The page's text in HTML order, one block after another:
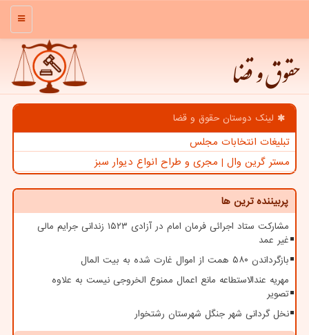
منو
حقوق و قضا
لینک دوستان حقوق و قضا
تبلیغات انتخابات مجلس
مستر گرین وال | مجری و طراح انواع دیوار سبز
پربیننده ترین ها
مشارکت ستاد اجرائی فرمان امام در آزادی ۱۵۲۳ زندانی جرایم مالی
غیر عمد
بازگرداندن ۵۸۰ همت از اموال غارت شده به بیت المال
مهریه عندالاستطاعه مانع اعمال ممنوع الخروجی نیست به علاوه
تصویر
نخل گردانی شهر جنگل شهرستان رشتخوار